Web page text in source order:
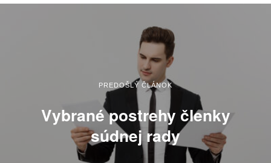
PREDOŠLÝ ČLÁNOK
Vybrané postrehy členky
súdnej rady